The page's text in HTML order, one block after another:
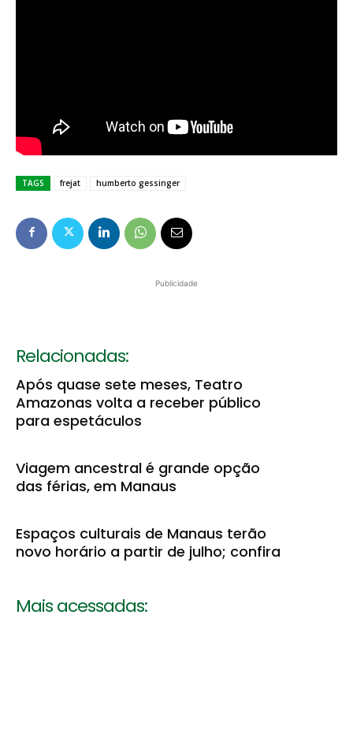
TAGS frejat humberto gessinger
Publicidade
Relacionadas:
Após quase sete meses, Teatro
Amazonas volta a receber público
para espetáculos
Viagem ancestral é grande opção
das férias, em Manaus
Espaços culturais de Manaus terão
novo horário a partir de julho; confira
Mais acessadas: